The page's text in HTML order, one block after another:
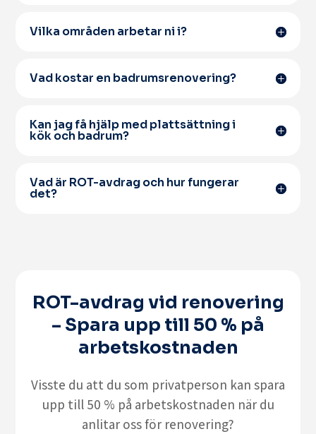
Vilka områden arbetar ni i?
Vad kostar en badrumsrenovering?
Kan jag få hjälp med plattsättning i
kök och badrum?
Vad är ROT-avdrag och hur fungerar
det?
ROT-avdrag vid renovering
– Spara upp till 50 % på
arbetskostnaden
Visste du att du som privatperson kan spara
upp till 50 % på arbetskostnaden när du
anlitar oss för renovering?